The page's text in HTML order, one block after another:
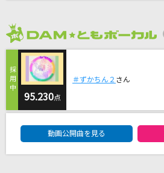
back number
[生音]ブルーアンバー
Mother land
南里侑香
95.230点
＃ずかちん２ さん
動画公開曲を見る